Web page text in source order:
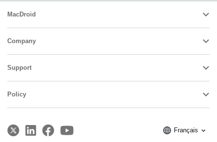
MacDroid
Company
Support
Policy
Français